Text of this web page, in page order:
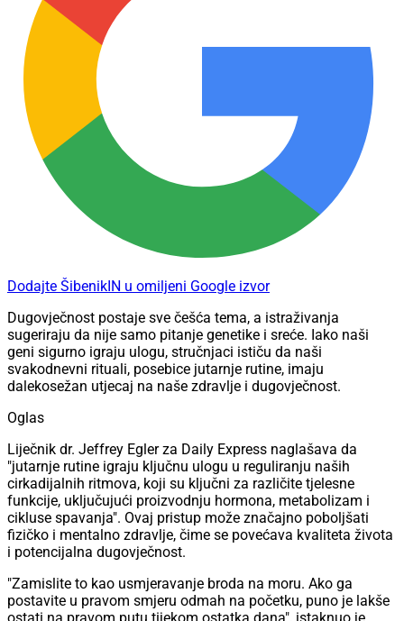
Dodajte ŠibenikIN u omiljeni Google izvor
Dugovječnost postaje sve češća tema, a istraživanja
sugeriraju da nije samo pitanje genetike i sreće. Iako naši
geni sigurno igraju ulogu, stručnjaci ističu da naši
svakodnevni rituali, posebice jutarnje rutine, imaju
dalekosežan utjecaj na naše zdravlje i dugovječnost.
Oglas
Liječnik dr. Jeffrey Egler za Daily Express naglašava da
"jutarnje rutine igraju ključnu ulogu u reguliranju naših
cirkadijalnih ritmova, koji su ključni za različite tjelesne
funkcije, uključujući proizvodnju hormona, metabolizam i
cikluse spavanja". Ovaj pristup može značajno poboljšati
fizičko i mentalno zdravlje, čime se povećava kvaliteta života
i potencijalna dugovječnost.
"Zamislite to kao usmjeravanje broda na moru. Ako ga
postavite u pravom smjeru odmah na početku, puno je lakše